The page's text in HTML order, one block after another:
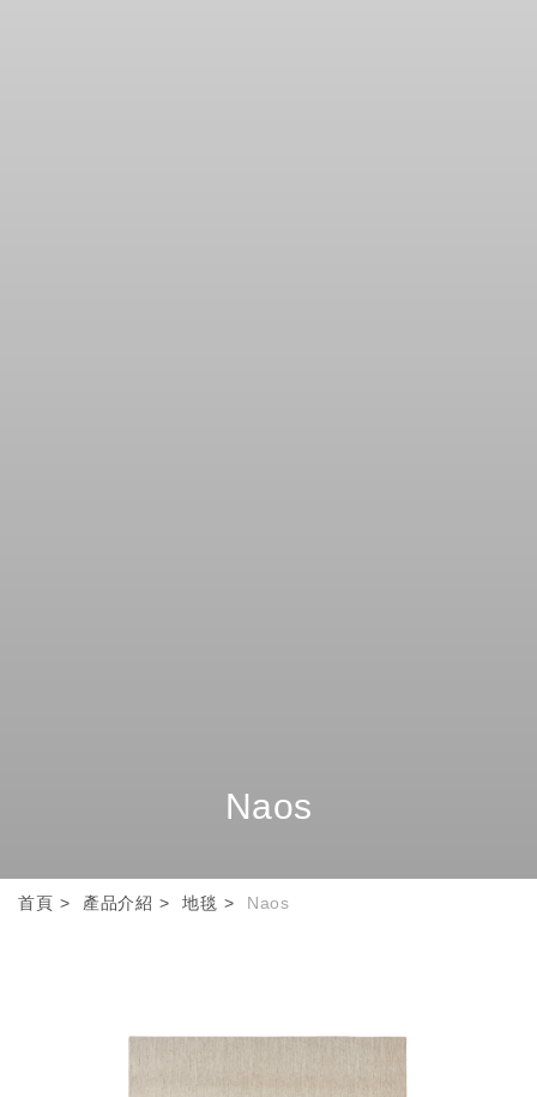
Naos
首頁 產品介紹 地毯 Naos